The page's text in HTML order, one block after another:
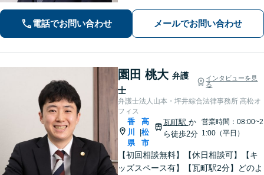
状況から抜け出すお手伝いをします。
電話でお問い合わせ メールでお問い合わせ
園田 桃大 弁護
士
インタビューを見
る
弁護士法人山本・坪井綜合法律事務所 高松オ
フィス
香
川
県
高
松
市
瓦町駅 か
ら徒歩2分
営業時間：08:00~2
1:00（平日）
【初回相談無料】【休日相談可】【キ
ッズスペース有】【瓦町駅2分】どのよ